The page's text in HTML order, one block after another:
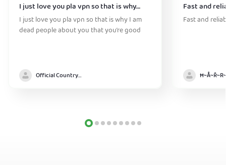
I just love you pla vpn so that is why…
I just love you pla vpn so that is why I am
dead people about you that you’re good
Official Country model
Fast and
Fast and